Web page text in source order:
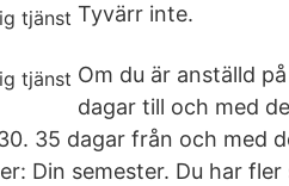
Tyvärr inte.
Om du är anställd
dagar till och med
35 dagar från och med
Din semester. Du har